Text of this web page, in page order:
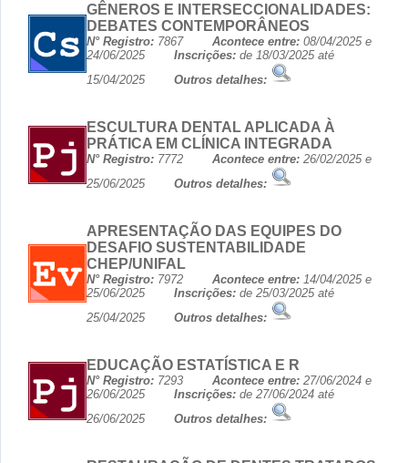
GÊNEROS E INTERSECCIONALIDADES:
DEBATES CONTEMPORÂNEOS
N° Registro: 7867 Acontece entre: 08/04/2025 e
24/06/2025 Inscrições: de 18/03/2025 até
15/04/2025 Outros detalhes:
ESCULTURA DENTAL APLICADA À
PRÁTICA EM CLÍNICA INTEGRADA
N° Registro: 7772 Acontece entre: 26/02/2025 e
25/06/2025 Outros detalhes:
APRESENTAÇÃO DAS EQUIPES DO
DESAFIO SUSTENTABILIDADE
CHEP/UNIFAL
N° Registro: 7972 Acontece entre: 14/04/2025 e
25/06/2025 Inscrições: de 25/03/2025 até
25/04/2025 Outros detalhes:
EDUCAÇÃO ESTATÍSTICA E R
N° Registro: 7293 Acontece entre: 27/06/2024 e
26/06/2025 Inscrições: de 27/06/2024 até
26/06/2025 Outros detalhes: